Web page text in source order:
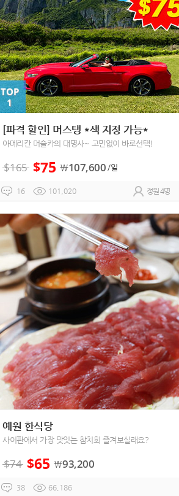
TOP
1
[파격 할인] 머스탱 *색 지정 가능*
아메리칸 머슬카의 대명사~ 고민없이 바로선택!
$165 $75 ￦107,600 /일
16 101,020 정원 4명
예원 한식당
사이판에서 가장 맛잇는 참치회 즐겨보실래요?
$74 $65 ￦93,200
38 66,186